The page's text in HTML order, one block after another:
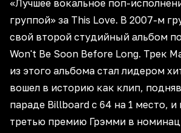
«Лучшее вокальное поп-
группой» за This Love. В 2007-м
свой второй студийный альбом
Won't Be Soon Before Long. Трек
из этого альбома стал лидером
вошел в историю как клип,
параде Billboard с 64 на 1 место, и
третью премию Грэмми в